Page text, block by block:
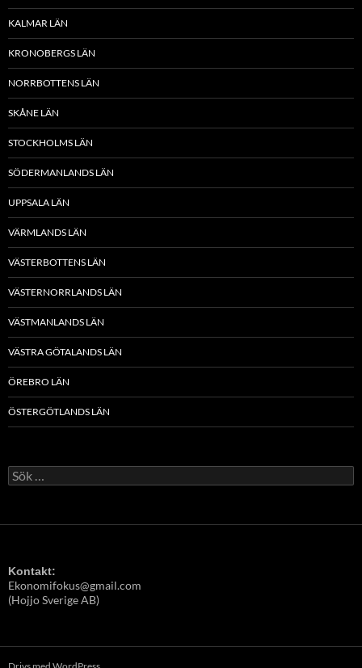
KALMAR LÄN
KRONOBERGS LÄN
NORRBOTTENS LÄN
SKÅNE LÄN
STOCKHOLMS LÄN
SÖDERMANLANDS LÄN
UPPSALA LÄN
VÄRMLANDS LÄN
VÄSTERBOTTENS LÄN
VÄSTERNORRLANDS LÄN
VÄSTMANLANDS LÄN
VÄSTRA GÖTALANDS LÄN
ÖREBRO LÄN
ÖSTERGÖTLANDS LÄN
Sök
efter:
Kontakt:
Ekonomifokus@gmail.com
(Hojjo Sverige AB)